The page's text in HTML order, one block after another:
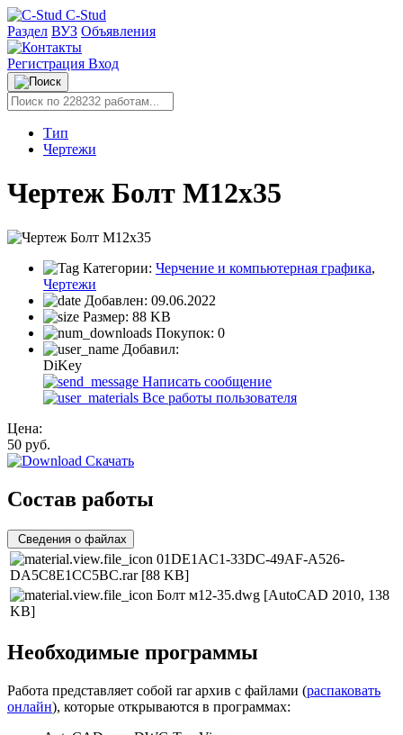
C-Stud
Раздел ВУЗ Объявления
Регистрация Вход
Тип
Чертежи
Чертеж Болт М12х35
Категории: Черчение и компьютерная графика,
Чертежи
Добавлен: 09.06.2022
Размер: 88 KB
Покупок: 0
Добавил:
DiKey
Написать сообщение
Все работы пользователя
Цена:
50 руб.
Скачать
Состав работы
Сведения о файлах
01DE1AC1-33DC-49AF-A526-
DA5C8E1CC5BC.rar [88 KB]
Болт м12-35.dwg [AutoCAD 2010, 138
KB]
Необходимые программы
Работа представляет собой rar архив с файлами (распаковать
онлайн), которые открываются в программах: